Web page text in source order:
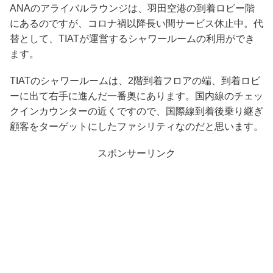
ANAのアライバルラウンジは、羽田空港の到着ロビー階
にあるのですが、コロナ禍以降長い間サービス休止中。代
替として、TIATが運営するシャワールームの利用ができ
ます。
TIATのシャワールームは、2階到着フロアの端、到着ロビ
ーに出て右手に進んだ一番奥にあります。国内線のチェッ
クインカウンターの近くですので、国際線到着後乗り継ぎ
顧客をターゲットにしたファシリティなのだと思います。
スポンサーリンク